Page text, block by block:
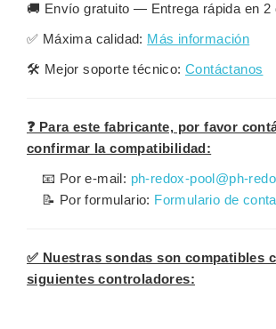
🚚 Envío gratuito — Entrega rápida en 2
✅ Máxima calidad: Más información
🛠️ Mejor soporte técnico: Contáctanos
❓ Para este fabricante, por favor
confirmar la compatibilidad:
📧 Por e-mail: ph-redox-pool@ph-
📝 Por formulario: Formulario de
✅ Nuestras sondas son compatibles
siguientes controladores: